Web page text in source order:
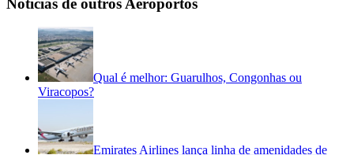
Qual é melhor: Guarulhos, Congonhas ou
Viracopos?
Emirates Airlines lança linha de amenidades de